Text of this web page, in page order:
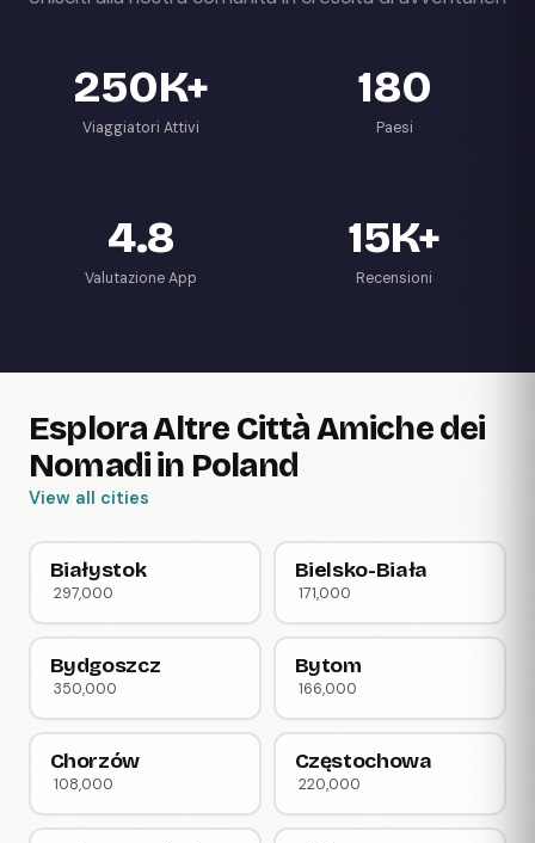
250K+
Viaggiatori Attivi
180
Paesi
4.8
Valutazione App
15K+
Recensioni
Esplora Altre Città Amiche dei
Nomadi in Poland
View all cities
Białystok
297,000
Bielsko-Biała
171,000
Bydgoszcz
350,000
Bytom
166,000
Chorzów
108,000
Częstochowa
220,000